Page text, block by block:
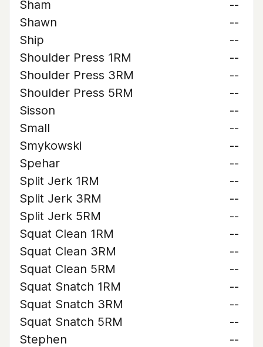
Sham
--
Shawn
--
Ship
--
Shoulder Press 1RM
--
Shoulder Press 3RM
--
Shoulder Press 5RM
--
Sisson
--
Small
--
Smykowski
--
Spehar
--
Split Jerk 1RM
--
Split Jerk 3RM
--
Split Jerk 5RM
--
Squat Clean 1RM
--
Squat Clean 3RM
--
Squat Clean 5RM
--
Squat Snatch 1RM
--
Squat Snatch 3RM
--
Squat Snatch 5RM
--
Stephen
--